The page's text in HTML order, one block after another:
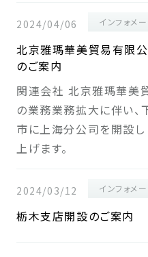
2024/04/06 インフォメ
北京雅瑪華美貿易有限
のご案内
関連会社 北京雅瑪華美
の業務業務拡大に伴い、
市に上海分公司を開設
上げます。
2024/03/12 インフォメ
栃木支店開設のご案内